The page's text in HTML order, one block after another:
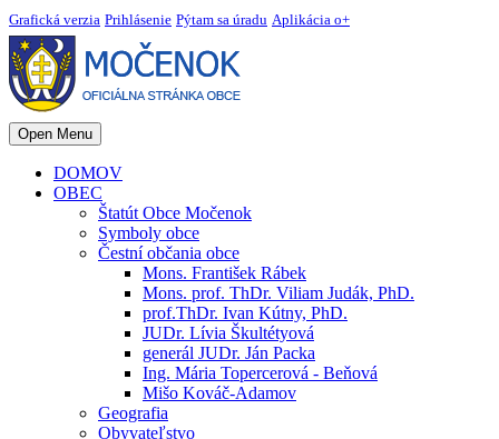
Grafická verzia Prihlásenie Pýtam sa úradu Aplikácia o+
Open Menu
DOMOV
OBEC
Štatút Obce Močenok
Symboly obce
Čestní občania obce
Mons. František Rábek
Mons. prof. ThDr. Viliam Judák, PhD.
prof.ThDr. Ivan Kútny, PhD.
JUDr. Lívia Škultétyová
generál JUDr. Ján Packa
Ing. Mária Topercerová - Beňová
Mišo Kováč-Adamov
Geografia
Obyvateľstvo